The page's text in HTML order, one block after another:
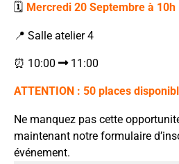
🗓 Mercredi 20 Septembre à 10h
📍 Salle atelier 4
⏰ 10:00 11:00
ATTENTION : 50 places
Ne manquez pas cette
maintenant notre formulaire
événement.